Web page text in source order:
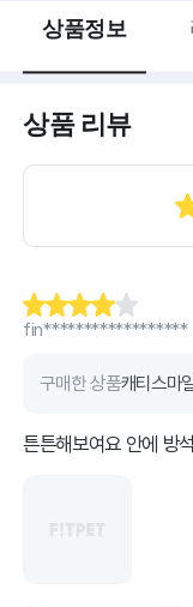
상품정보
상품 리뷰
fin******************
구매한 상품캐티스마
튼튼해보여요 안에 방